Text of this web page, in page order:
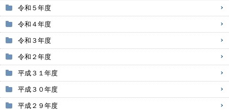
令和５年度
令和４年度
令和３年度
令和２年度
平成３１年度
平成３０年度
平成２９年度